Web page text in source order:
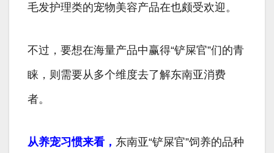
毛发护理类的宠物美容产品在也颇受欢迎。
不过，要想在海量产品中赢得“铲屎官”们的青
睐，则需要从多个维度去了解东南亚消费
者。
从养宠习惯来看， 东南亚“铲屎官”饲养的品种